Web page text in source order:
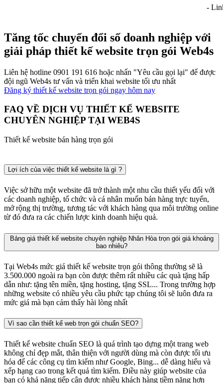
-
Tăng tốc chuyển đổi số doanh nghiệp với
giải pháp thiết kế website trọn gói Web4s
Liên hệ hotline 0901 191 616 hoặc nhấn "Yêu cầu gọi lại" để được
đội ngũ Web4s tư vấn và triển khai website tối ưu nhất
Đăng ký thiết kế website trọn gói ngay hôm nay
FAQ VỀ DỊCH VỤ THIẾT KẾ WEBSITE
CHUYÊN NGHIỆP TẠI WEB4S
Thiết kế website bán hàng trọn gói
Lợi ích của việc thiết kế website là gì ?
Việc sở hữu một website đã trở thành một nhu cầu thiết yếu đối với
các doanh nghiệp, tổ chức và cá nhân muốn bán hàng trực tuyến,
mở rộng thị trường, tương tác với khách hàng qua môi trường online
từ đó đưa ra các chiến lược kinh doanh hiệu quả.
Bảng giá thiết kế website chuyên nghiệp Nhân Hòa trọn gói giá khoảng
bao nhiêu?
Tại Web4s mức giá thiết kế website trọn gói thông thường sẽ là
3.500.000 ngoài ra bạn còn được thêm rất nhiều các quà tặng hấp
dẫn như: tặng tên miền, tặng hosting, tặng SSL... Trong trường hợp
những website có nhiều yêu cầu phức tạp chúng tôi sẽ luôn đưa ra
mức giá mà bạn cảm thấy hài lòng nhất
Vì sao cần thiết kế web trọn gói chuẩn SEO?
Thiết kế website chuẩn SEO là quá trình tạo dựng một trang web
không chỉ đẹp mắt, thân thiện với người dùng mà còn được tối ưu
hóa để các công cụ tìm kiếm như Google, Bing... dễ dàng hiểu và
xếp hạng cao trong kết quả tìm kiếm. Điều này giúp website của
bạn có khả năng tiếp cận được nhiều khách hàng tiềm năng hơn